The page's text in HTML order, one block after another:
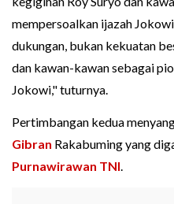
mempersoalkan ijazah
dukungan, bukan kekuatan
dan kawan-kawan sebagai
Jokowi," tuturnya.
Pertimbangan kedua
Gibran Rakabuming yang
Purnawirawan TNI.